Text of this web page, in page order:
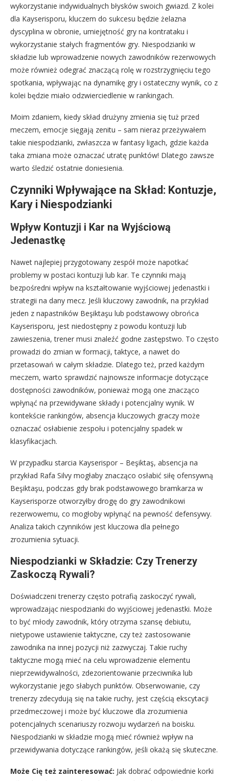
wykorzystanie indywidualnych błysków swoich gwiazd. Z kolei
dla Kayserisporu, kluczem do sukcesu będzie żelazna
dyscyplina w obronie, umiejętność gry na kontrataku i
wykorzystanie stałych fragmentów gry. Niespodzianki w
składzie lub wprowadzenie nowych zawodników rezerwowych
może również odegrać znaczącą rolę w rozstrzygnięciu tego
spotkania, wpływając na dynamikę gry i ostateczny wynik, co z
kolei będzie miało odzwierciedlenie w rankingach.
Moim zdaniem, kiedy skład drużyny zmienia się tuż przed
meczem, emocje sięgają zenitu – sam nieraz przeżywałem
takie niespodzianki, zwłaszcza w fantasy ligach, gdzie każda
taka zmiana może oznaczać utratę punktów! Dlatego zawsze
warto śledzić ostatnie doniesienia.
Czynniki Wpływające na Skład: Kontuzje,
Kary i Niespodzianki
Wpływ Kontuzji i Kar na Wyjściową
Jedenastkę
Nawet najlepiej przygotowany zespół może napotkać
problemy w postaci kontuzji lub kar. Te czynniki mają
bezpośredni wpływ na kształtowanie wyjściowej jedenastki i
strategii na dany mecz. Jeśli kluczowy zawodnik, na przykład
jeden z napastników Beşiktaşu lub podstawowy obrońca
Kayserisporu, jest niedostępny z powodu kontuzji lub
zawieszenia, trener musi znaleźć godne zastępstwo. To często
prowadzi do zmian w formacji, taktyce, a nawet do
przetasowań w całym składzie. Dlatego też, przed każdym
meczem, warto sprawdzić najnowsze informacje dotyczące
dostępności zawodników, ponieważ mogą one znacząco
wpłynąć na przewidywane składy i potencjalny wynik. W
kontekście rankingów, absencja kluczowych graczy może
oznaczać osłabienie zespołu i potencjalny spadek w
klasyfikacjach.
W przypadku starcia Kayserispor – Beşiktaş, absencja na
przykład Rafa Silvy mogłaby znacząco osłabić siłę ofensywną
Beşiktaşu, podczas gdy brak podstawowego bramkarza w
Kayserisporze otworzyłby drogę do gry zawodnikowi
rezerwowemu, co mogłoby wpłynąć na pewność defensywy.
Analiza takich czynników jest kluczowa dla pełnego
zrozumienia sytuacji.
Niespodzianki w Składzie: Czy Trenerzy
Zaskoczą Rywali?
Doświadczeni trenerzy często potrafią zaskoczyć rywali,
wprowadzając niespodzianki do wyjściowej jedenastki. Może
to być młody zawodnik, który otrzyma szansę debiutu,
nietypowe ustawienie taktyczne, czy też zastosowanie
zawodnika na innej pozycji niż zazwyczaj. Takie ruchy
taktyczne mogą mieć na celu wprowadzenie elementu
nieprzewidywalności, zdezorientowanie przeciwnika lub
wykorzystanie jego słabych punktów. Obserwowanie, czy
trenerzy zdecydują się na takie ruchy, jest częścią ekscytacji
przedmeczowej i może być kluczowe dla zrozumienia
potencjalnych scenariuszy rozwoju wydarzeń na boisku.
Niespodzianki w składzie mogą mieć również wpływ na
przewidywania dotyczące rankingów, jeśli okażą się skuteczne.
Może Cię też zainteresować: Jak dobrać odpowiednie korki